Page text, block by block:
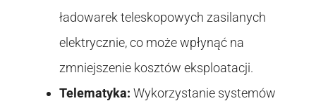
ładowarek teleskopowych zasilanych
elektrycznie, co może wpłynąć na
zmniejszenie kosztów eksploatacji.
Telematyka: Wykorzystanie systemów